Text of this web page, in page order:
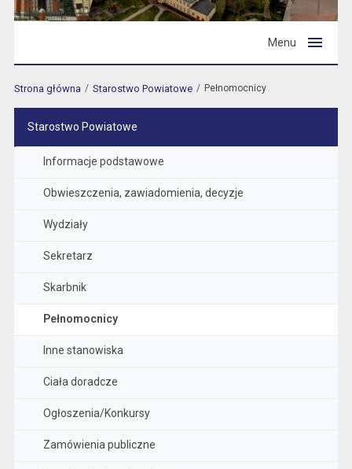
Menu
Strona główna Starostwo Powiatowe Pełnomocnicy
Starostwo Powiatowe
Informacje podstawowe
Obwieszczenia, zawiadomienia, decyzje
Wydziały
Sekretarz
Skarbnik
Pełnomocnicy
Inne stanowiska
Ciała doradcze
Ogłoszenia/Konkursy
Zamówienia publiczne